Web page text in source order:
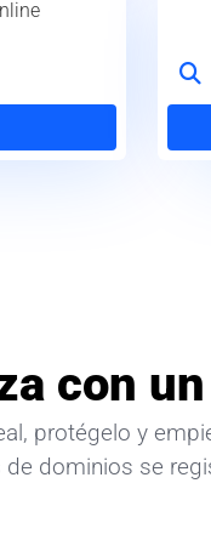
con
protégelo y
dominios se